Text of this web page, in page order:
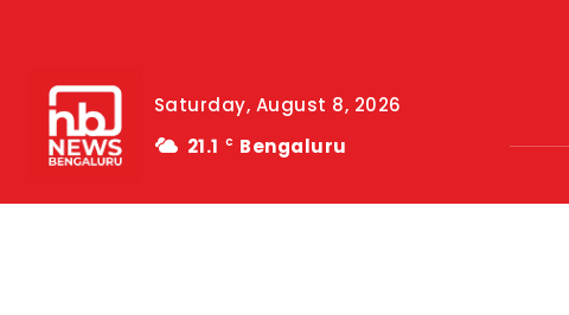
Saturday, August 8, 2026
21.1
C Bengaluru